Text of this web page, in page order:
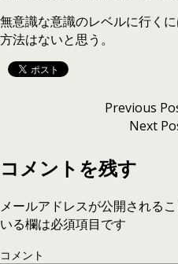
無意識な意識のレベルに行く
方法はないと思う。
Previous
Next
コメントを残す
メールアドレスが公開されるこ
いる欄は必須項目です
コメント